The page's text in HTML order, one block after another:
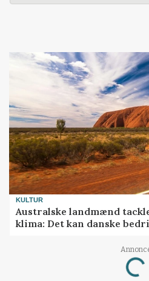
KULTUR
Australske landmænd
klima: Det kan danske